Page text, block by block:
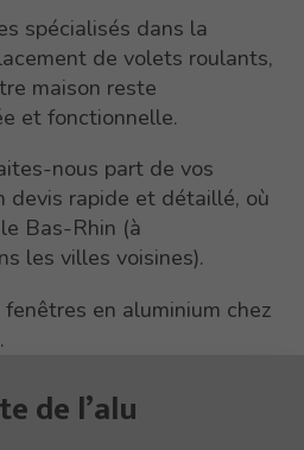
spécialisés dans la
de volets roulants,
maison reste
et fonctionnelle.
nous part de vos
devis rapide et détaillé, où
Bas-Rhin (à
les villes voisines).
en aluminium chez
de l’alu